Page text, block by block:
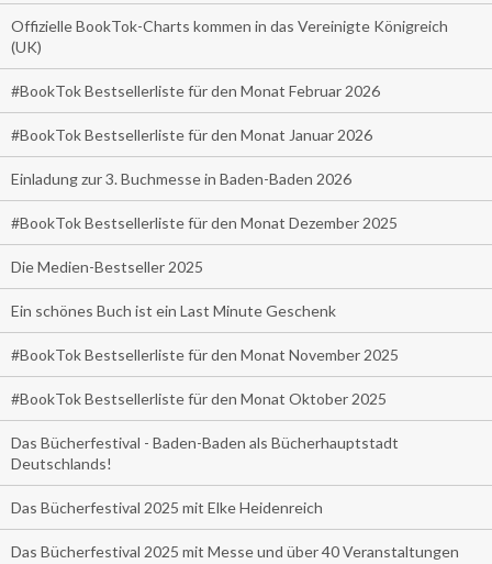
Offizielle BookTok-Charts kommen in das Vereinigte Königreich
(UK)
#BookTok Bestsellerliste für den Monat Februar 2026
#BookTok Bestsellerliste für den Monat Januar 2026
Einladung zur 3. Buchmesse in Baden-Baden 2026
#BookTok Bestsellerliste für den Monat Dezember 2025
Die Medien-Bestseller 2025
Ein schönes Buch ist ein Last Minute Geschenk
#BookTok Bestsellerliste für den Monat November 2025
#BookTok Bestsellerliste für den Monat Oktober 2025
Das Bücherfestival - Baden-Baden als Bücherhauptstadt
Deutschlands!
Das Bücherfestival 2025 mit Elke Heidenreich
Das Bücherfestival 2025 mit Messe und über 40 Veranstaltungen